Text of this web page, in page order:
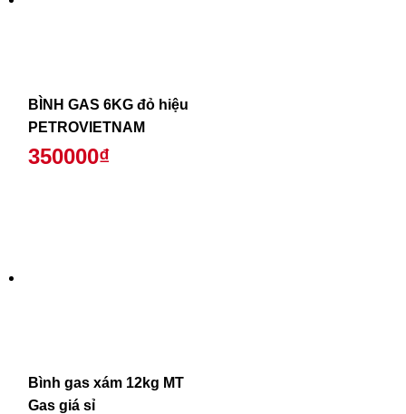
BÌNH GAS 6KG đỏ hiệu
PETROVIETNAM
350000₫
Bình gas xám 12kg MT
Gas giá sỉ